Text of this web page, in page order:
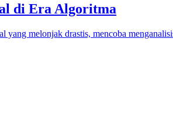
di Era Algoritma
melonjak drastis, mencoba